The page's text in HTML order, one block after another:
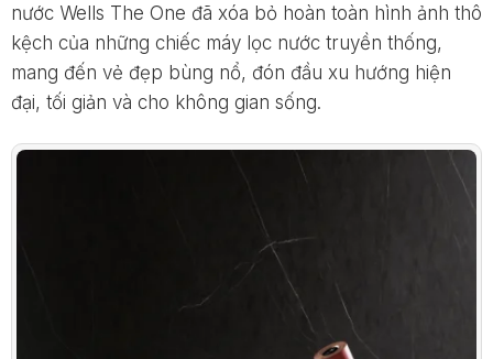
nước Wells The One đã xóa bỏ hoàn toàn hình ảnh thô
kệch của những chiếc máy lọc nước truyền thống,
mang đến vẻ đẹp bùng nổ, đón đầu xu hướng hiện
đại, tối giản và cho không gian sống.